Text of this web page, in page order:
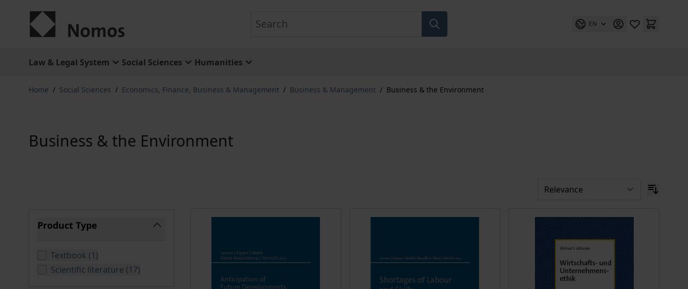
EN
Law & Legal System Social Sciences Humanities
Home / Social Sciences / Economics, Finance, Business & Management / Business & Management / Business & the Environment
Business & the Environment
Product Type
Textbook (1products available
)
Scientific literature (17products available
)